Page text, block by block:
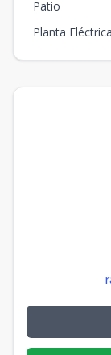
Patio
Planta Eléctrica